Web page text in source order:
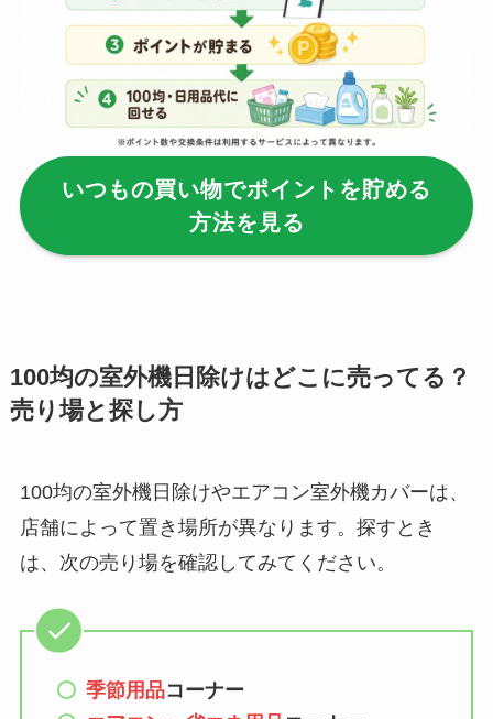
【100均】ダイソー/
セリア等でフロアラ
バーほうきは買え
る？選び方＆使い方
を徹底ガイド！
【100均】ダイソー/
セリア等でハンディ
ファンカバーは買え
【100均】ダイソー/
介！
【100均】ダイソー/
セリア等でスパイス
動・電動・ワンハン
いつもの買い物でポイントを貯める
方法を見る
100均の室外機日除けはどこに売ってる？
売り場と探し方
100均の室外機日除けやエアコン室外機カバーは、
店舗によって置き場所が異なります。探すとき
は、次の売り場を確認してみてください。
季節用品コーナー